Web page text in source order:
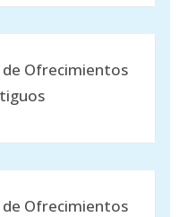
de Ofrecimientos
de Ofrecimientos